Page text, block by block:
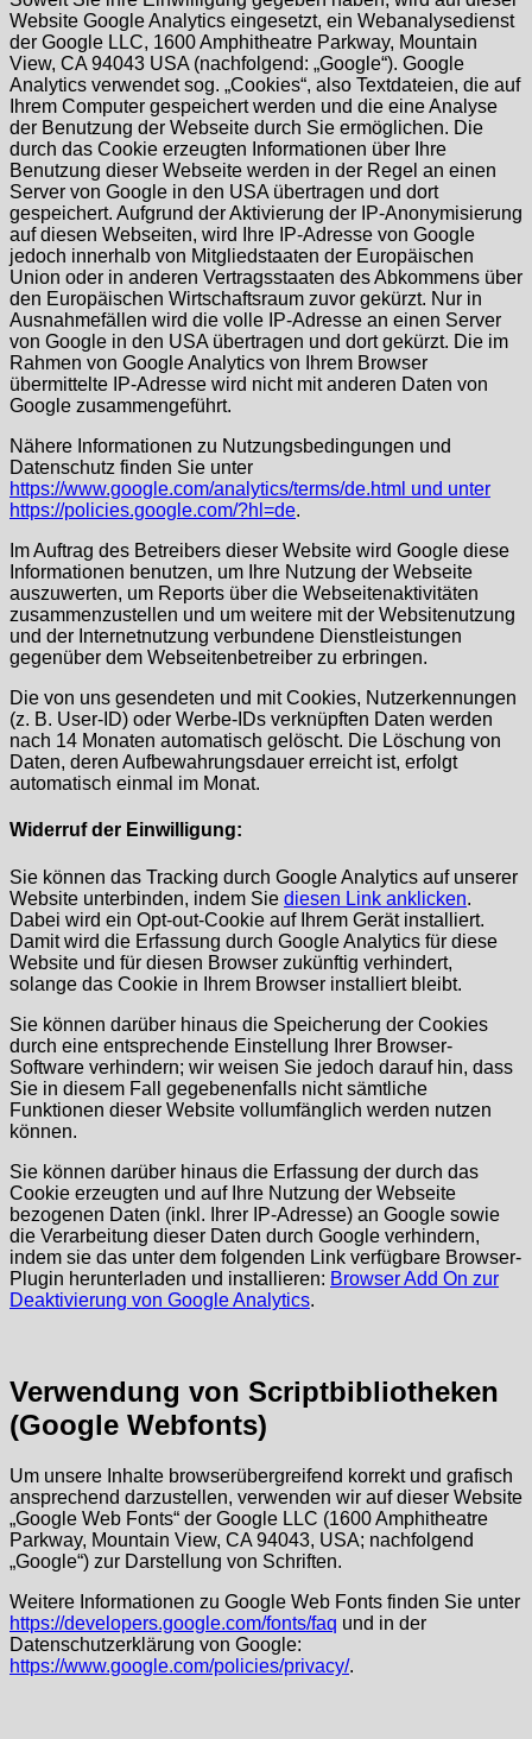
Website Google Analytics eingesetzt, ein Webanalysedienst
der Google LLC, 1600 Amphitheatre Parkway, Mountain
View, CA 94043 USA (nachfolgend: „Google“). Google
Analytics verwendet sog. „Cookies“, also Textdateien, die auf
Ihrem Computer gespeichert werden und die eine Analyse
der Benutzung der Webseite durch Sie ermöglichen. Die
durch das Cookie erzeugten Informationen über Ihre
Benutzung dieser Webseite werden in der Regel an einen
Server von Google in den USA übertragen und dort
gespeichert. Aufgrund der Aktivierung der IP-Anonymisierung
auf diesen Webseiten, wird Ihre IP-Adresse von Google
jedoch innerhalb von Mitgliedstaaten der Europäischen
Union oder in anderen Vertragsstaaten des Abkommens über
den Europäischen Wirtschaftsraum zuvor gekürzt. Nur in
Ausnahmefällen wird die volle IP-Adresse an einen Server
von Google in den USA übertragen und dort gekürzt. Die im
Rahmen von Google Analytics von Ihrem Browser
übermittelte IP-Adresse wird nicht mit anderen Daten von
Google zusammengeführt.
Nähere Informationen zu Nutzungsbedingungen und
Datenschutz finden Sie unter
https://www.google.com/analytics/terms/de.html und unter
https://policies.google.com/?hl=de.
Im Auftrag des Betreibers dieser Website wird Google diese
Informationen benutzen, um Ihre Nutzung der Webseite
auszuwerten, um Reports über die Webseitenaktivitäten
zusammenzustellen und um weitere mit der Websitenutzung
und der Internetnutzung verbundene Dienstleistungen
gegenüber dem Webseitenbetreiber zu erbringen.
Die von uns gesendeten und mit Cookies, Nutzerkennungen
(z. B. User-ID) oder Werbe-IDs verknüpften Daten werden
nach 14 Monaten automatisch gelöscht. Die Löschung von
Daten, deren Aufbewahrungsdauer erreicht ist, erfolgt
automatisch einmal im Monat.
Widerruf der Einwilligung:
Sie können das Tracking durch Google Analytics auf unserer
Website unterbinden, indem Sie diesen Link anklicken.
Dabei wird ein Opt-out-Cookie auf Ihrem Gerät installiert.
Damit wird die Erfassung durch Google Analytics für diese
Website und für diesen Browser zukünftig verhindert,
solange das Cookie in Ihrem Browser installiert bleibt.
Sie können darüber hinaus die Speicherung der Cookies
durch eine entsprechende Einstellung Ihrer Browser-
Software verhindern; wir weisen Sie jedoch darauf hin, dass
Sie in diesem Fall gegebenenfalls nicht sämtliche
Funktionen dieser Website vollumfänglich werden nutzen
können.
Sie können darüber hinaus die Erfassung der durch das
Cookie erzeugten und auf Ihre Nutzung der Webseite
bezogenen Daten (inkl. Ihrer IP-Adresse) an Google sowie
die Verarbeitung dieser Daten durch Google verhindern,
indem sie das unter dem folgenden Link verfügbare Browser-
Plugin herunterladen und installieren: Browser Add On zur
Deaktivierung von Google Analytics.
Verwendung von Scriptbibliotheken
(Google Webfonts)
Um unsere Inhalte browserübergreifend korrekt und grafisch
ansprechend darzustellen, verwenden wir auf dieser Website
„Google Web Fonts“ der Google LLC (1600 Amphitheatre
Parkway, Mountain View, CA 94043, USA; nachfolgend
„Google“) zur Darstellung von Schriften.
Weitere Informationen zu Google Web Fonts finden Sie unter
https://developers.google.com/fonts/faq und in der
Datenschutzerklärung von Google:
https://www.google.com/policies/privacy/.